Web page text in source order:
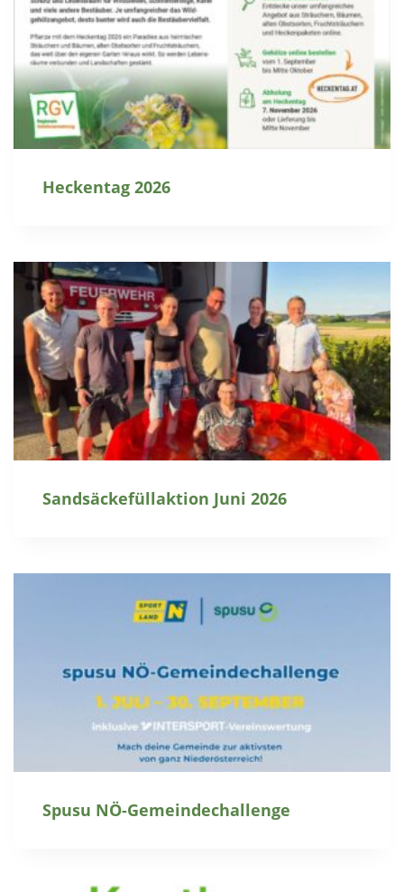
Heckentag 2026
Sandsäckefüllaktion Juni 2026
Spusu NÖ-Gemeindechallenge